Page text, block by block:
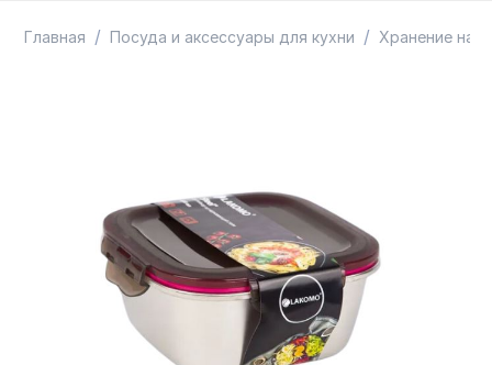
Главная / Посуда и аксессуары для кухни / Хранение на